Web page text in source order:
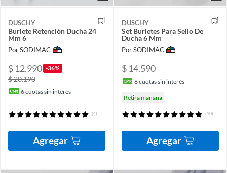
DUSCHY
Burlete Retención Ducha 24
Mm 6
Por SODIMAC
$ 12.990 -36%
$ 20.190
6cuotas sin interés
(4)
Agregar
DUSCHY
Set Burletes Para Sello De
Ducha 6 Mm
Por SODIMAC
$ 14.590
6cuotas sin interés
Retira mañana
(10)
Agregar